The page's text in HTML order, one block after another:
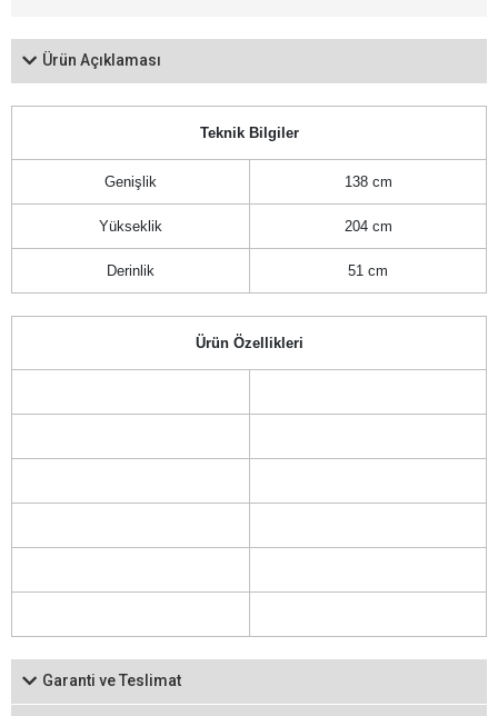
Ürün Açıklaması
Teknik Bilgiler
Genişlik 138 cm
Yükseklik 204 cm
Derinlik 51 cm
Ürün Özellikleri
Garanti ve Teslimat